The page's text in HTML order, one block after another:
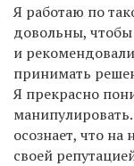
Я работаю по
довольны,
и
принимать
Я прекрасно
осознает, что
своей